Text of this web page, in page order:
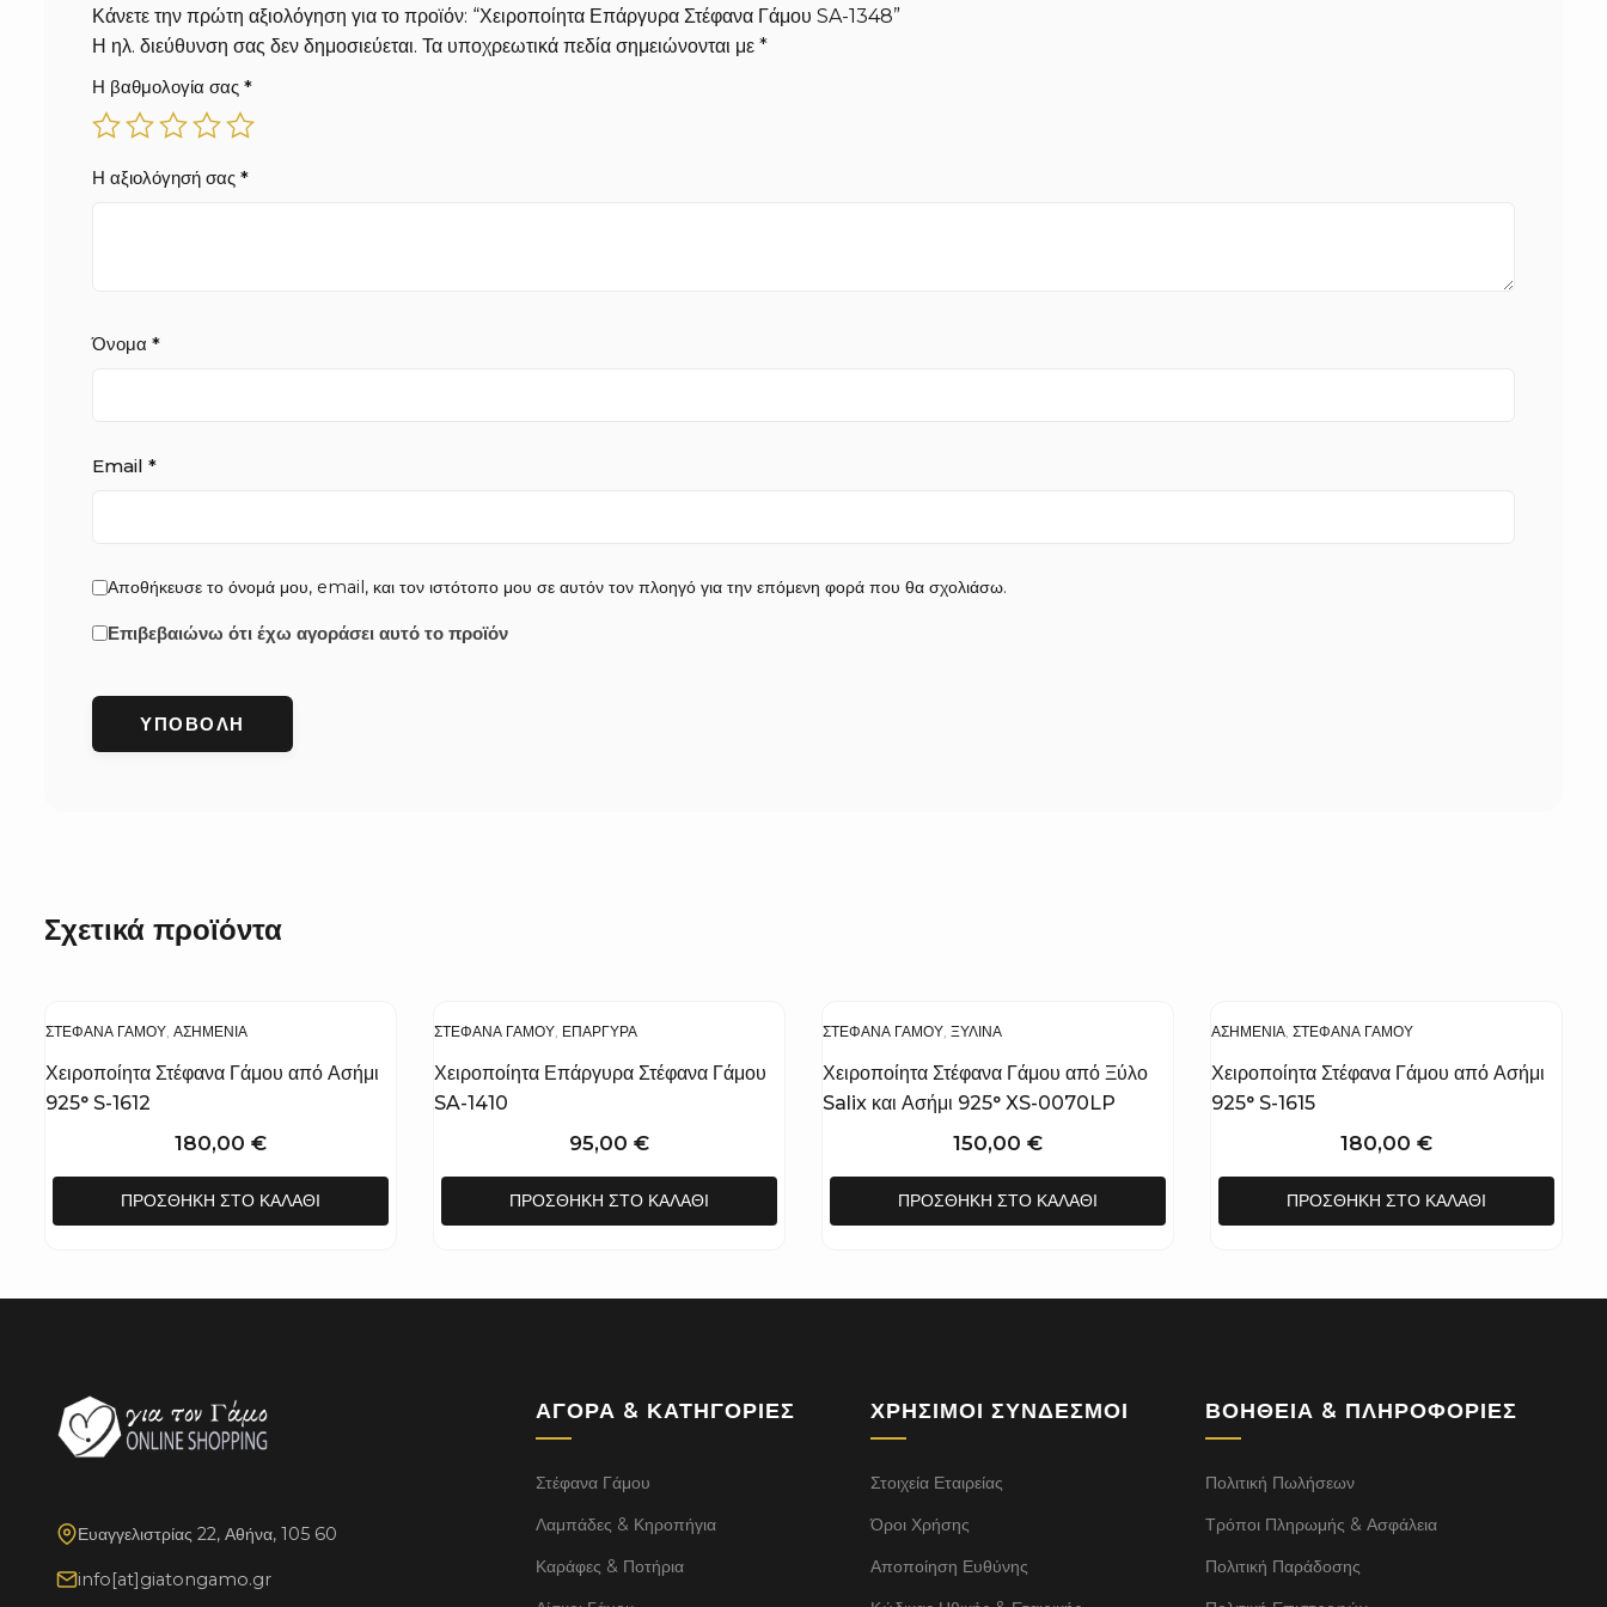
Κάνετε την πρώτη αξιολόγηση για το προϊόν: “Χειροποίητα Επάργυρα Στέφανα Γάμου SA-1348”
Η ηλ. διεύθυνση σας δεν δημοσιεύεται. Τα υποχρεωτικά πεδία σημειώνονται με *
Η βαθμολογία σας *
Η αξιολόγησή σας *
Όνομα *
Email *
Αποθήκευσε το όνομά μου, email, και τον ιστότοπο μου σε αυτόν τον πλοηγό για την επόμενη φορά που θα σχολιάσω.
Επιβεβαιώνω ότι έχω αγοράσει αυτό το προϊόν
Σχετικά προϊόντα
ΣΤΈΦΑΝΑ ΓΆΜΟΥ ΑΣΗΜΈΝΙΑ
Χειροποίητα Στέφανα Γάμου από Ασήμι
925° S-1612
180,00 €
ΠΡΟΣΘΉΚΗ ΣΤΟ ΚΑΛΆΘΙ
ΣΤΈΦΑΝΑ ΓΆΜΟΥ ΕΠΆΡΓΥΡΑ
Χειροποίητα Επάργυρα Στέφανα Γάμου
SA-1410
95,00 €
ΠΡΟΣΘΉΚΗ ΣΤΟ ΚΑΛΆΘΙ
ΣΤΈΦΑΝΑ ΓΆΜΟΥ ΞΎΛΙΝΑ
Χειροποίητα Στέφανα Γάμου από Ξύλο
Salix και Ασήμι 925° XS-0070LP
150,00 €
ΠΡΟΣΘΉΚΗ ΣΤΟ ΚΑΛΆΘΙ
ΑΣΗΜΈΝΙΑ ΣΤΈΦΑΝΑ ΓΆΜΟΥ
Χειροποίητα Στέφανα Γάμου από Ασήμι
925° S-1615
180,00 €
ΠΡΟΣΘΉΚΗ ΣΤΟ ΚΑΛΆΘΙ
Ευαγγελιστρίας 22, Αθήνα, 105 60
info[at]giatongamo.gr
ΑΓΟΡΆ & ΚΑΤΗΓΟΡΊΕΣ
Στέφανα Γάμου
Λαμπάδες & Κηροπήγια
Καράφες & Ποτήρια
ΧΡΉΣΙΜΟΙ ΣΎΝΔΕΣΜΟΙ
Στοιχεία Εταιρείας
Όροι Χρήσης
Αποποίηση Ευθύνης
ΒΟΉΘΕΙΑ & ΠΛΗΡΟΦΟΡΊΕΣ
Πολιτική Πωλήσεων
Τρόποι Πληρωμής & Ασφάλεια
Πολιτική Παράδοσης